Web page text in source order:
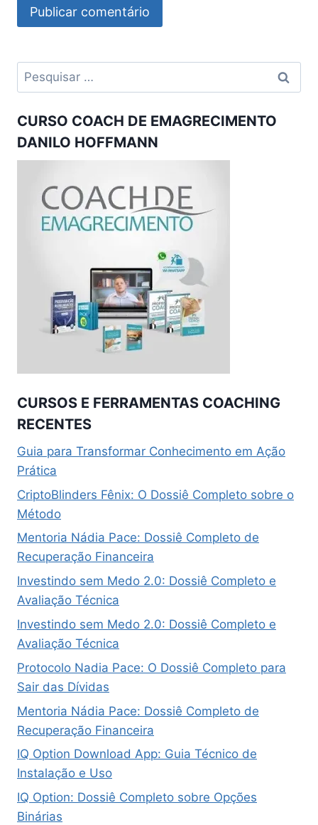
Pesquisar
por:
CURSO COACH DE EMAGRECIMENTO
DANILO HOFFMANN
CURSOS E FERRAMENTAS COACHING
RECENTES
Guia para Transformar Conhecimento em Ação
Prática
CriptoBlinders Fênix: O Dossiê Completo sobre o
Método
Mentoria Nádia Pace: Dossiê Completo de
Recuperação Financeira
Investindo sem Medo 2.0: Dossiê Completo e
Avaliação Técnica
Investindo sem Medo 2.0: Dossiê Completo e
Avaliação Técnica
Protocolo Nadia Pace: O Dossiê Completo para
Sair das Dívidas
Mentoria Nádia Pace: Dossiê Completo de
Recuperação Financeira
IQ Option Download App: Guia Técnico de
Instalação e Uso
IQ Option: Dossiê Completo sobre Opções
Binárias